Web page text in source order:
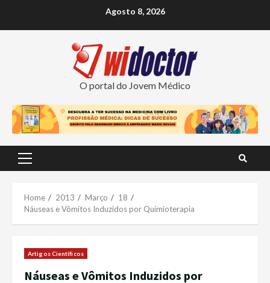
Agosto 8, 2026
O portal do Jovem Médico
Primary
Home 2013 Março
18
Náuseas e Vômitos Induzidos por Quimioterapia
Artigos Científicos
Náuseas e Vômitos Induzidos por